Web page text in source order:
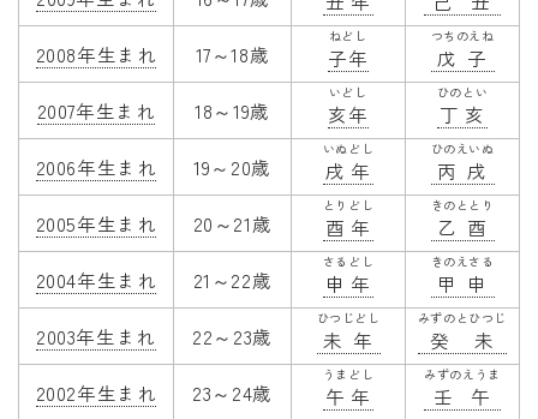
2008年生まれ 17～18歳 子年
ねどし
戊子
つちのえね
2007年生まれ 18～19歳 亥年
いどし
丁亥
ひのとい
2006年生まれ 19～20歳 戌年
いぬどし
丙戌
ひのえいぬ
2005年生まれ 20～21歳 酉年
とりどし
乙酉
きのととり
2004年生まれ 21～22歳 申年
さるどし
甲申
きのえさる
2003年生まれ 22～23歳 未年
ひつじどし
癸未
みずのとひつじ
2002年生まれ 23～24歳 午年
うまどし
壬午
みずのえうま